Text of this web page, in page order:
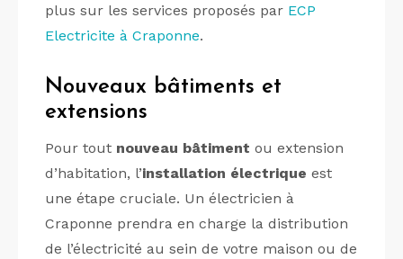
plus sur les services proposés par ECP
Electricite à Craponne.
Nouveaux bâtiments et
extensions
Pour tout nouveau bâtiment ou extension
d’habitation, l’installation électrique est
une étape cruciale. Un électricien à
Craponne prendra en charge la distribution
de l’électricité au sein de votre maison ou de